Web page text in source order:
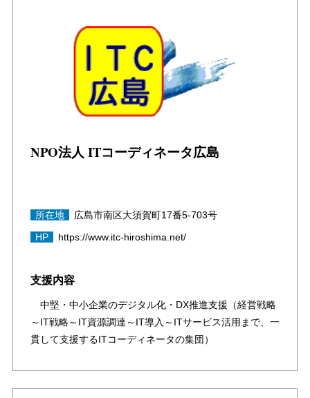
NPO法人 ITコーディネータ広島
所在地
広島市南区大須賀町17番5-703号
HP
https://www.itc-hiroshima.net/
支援内容
中堅・中小企業のデジタル化・DX推進支援（経営戦略
～IT戦略～IT資源調達～IT導入～ITサービス活用まで、一
貫して支援するITコーディネータの集団）